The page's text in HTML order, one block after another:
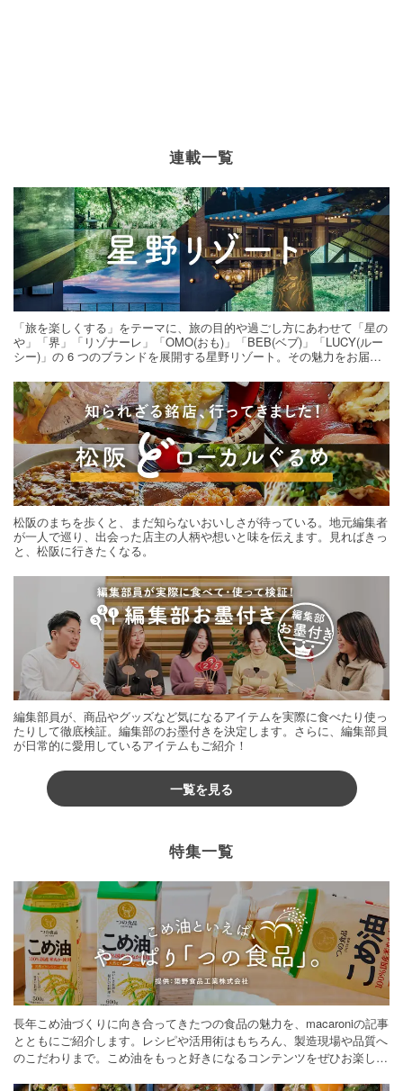
連載一覧
「旅を楽しくする」をテーマに、旅の目的や過ごし方にあわせて「星の
や」「界」「リゾナーレ」「OMO(おも)」「BEB(ベブ)」「LUCY(ルー
シー)」の 6 つのブランドを展開する星野リゾート。その魅力をお届け
松阪のまちを歩くと、まだ知らないおいしさが待っている。地元編集者
が一人で巡り、出会った店主の人柄や想いと味を伝えます。見ればきっ
と、松阪に行きたくなる。
編集部員が、商品やグッズなど気になるアイテムを実際に食べたり使っ
たりして徹底検証。編集部のお墨付きを決定します。さらに、編集部員
が日常的に愛用しているアイテムもご紹介！
一覧を見る
特集一覧
長年こめ油づくりに向き合ってきたつの食品の魅力を、macaroniの記事
とともにご紹介します。レシピや活用術はもちろん、製造現場や品質へ
のこだわりまで。こめ油をもっと好きになるコンテンツをぜひお楽しみ